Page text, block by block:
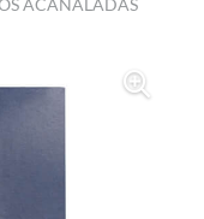
ACANALADAS